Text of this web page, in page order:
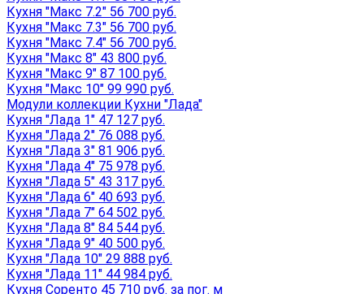
Кухня "Макс 7.2" 56 700 руб.
Кухня "Макс 7.3" 56 700 руб.
Кухня "Макс 7.4" 56 700 руб.
Кухня "Макс 8" 43 800 руб.
Кухня "Макс 9" 87 100 руб.
Кухня "Макс 10" 99 990 руб.
Модули коллекции Кухни "Лада"
Кухня "Лада 1" 47 127 руб.
Кухня "Лада 2" 76 088 руб.
Кухня "Лада 3" 81 906 руб.
Кухня "Лада 4" 75 978 руб.
Кухня "Лада 5" 43 317 руб.
Кухня "Лада 6" 40 693 руб.
Кухня "Лада 7" 64 502 руб.
Кухня "Лада 8" 84 544 руб.
Кухня "Лада 9" 40 500 руб.
Кухня "Лада 10" 29 888 руб.
Кухня "Лада 11" 44 984 руб.
Кухня Соренто 45 710 руб. за пог. м